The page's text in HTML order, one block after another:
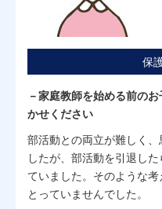
保
－家庭教師を始める前の
かせください
部活動との両立が難しく
したが、部活動を引退し
ていました。そのような
とっていませんでした。